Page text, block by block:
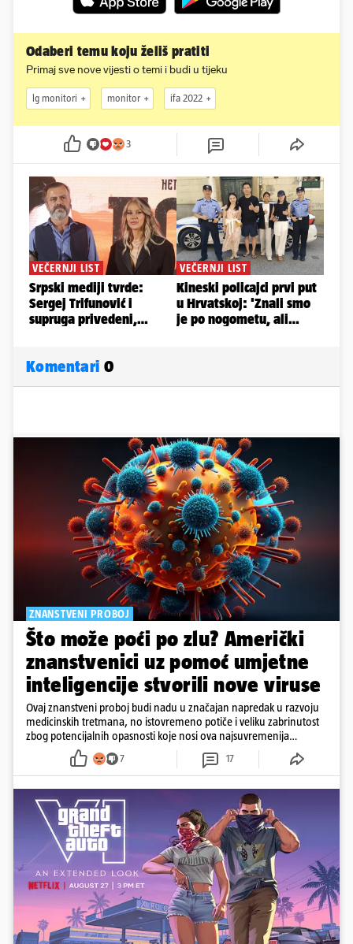
Odaberi temu koju želiš pratiti
Primaj sve nove vijesti o temi i budi u tijeku
lg monitori monitor ifa 2022
3
Komentari 0
ZNANSTVENI PROBOJ
Što može poći po zlu? Američki
znanstvenici uz pomoć umjetne
inteligencije stvorili nove viruse
Ovaj znanstveni proboj budi nadu u značajan napredak u razvoju
medicinskih tretmana, no istovremeno potiče i veliku zabrinutost
zbog potencijalnih opasnosti koje nosi ova najsuvremenija
tehnologija.
7 17